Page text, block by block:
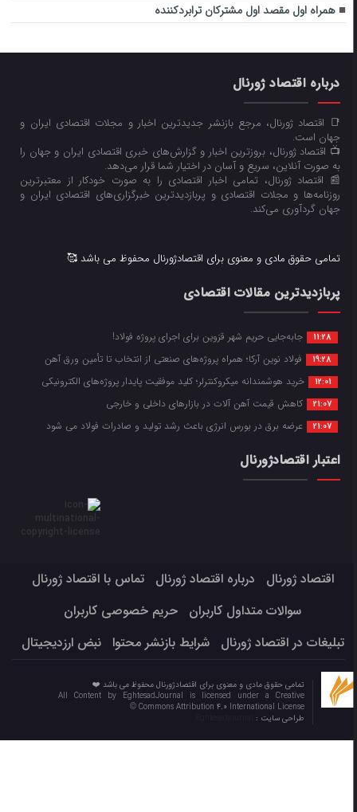
همراه اول مقصد اول مشترکان ترابردکننده
درباره اقتصاد ژورنال
📑 اقتصاد ژورنال، مرجع بازنشر جدیدترین اخبار و مجلات اقتصادی ایران و
جهان است.
📺 اقتصاد ژورنال، بروزترین اخبار و گزارش‌های خبری اقتصادی ایران و جهان را
به صورت آنلاین، سریع و آسان در اختیار شما قرار می‌‌دهد.
📰 اقتصاد ژورنال، تمامی اخبار اقتصادی را به صورت خودکار از معتبرترین
روزنامه‌ها و مجلات اقتصادی و پربازدیدترین خبرگزاری‌های اقتصادی ایران و
جهان گردآوری می‌کند.
تمامی حقوق مادی و معنوی برای اقتصادژورنال محفوظ می باشد 🥰
پربازدیدترین مقالات اقتصادی
11:28 جابه‌جایی حریم شهر قزوین برای اجرای پروژه فولاد!
19:28 فولاد نوین آرکا؛ همراه پروژه‌های صنعتی از انتخاب تا تأمین ورق آهن
12:01 خرید هوشمندانه میکروکنترلر؛ کلید موفقیت پایدار پروژه‌های الکترونیکی
21:07 کاهش قیمت آهن آلات در بازارهای داخلی و خارجی
21:07 عرضه برق در بورس انرژی باعث رشد تولید و صادرات فولاد می شود
اعتبار اقتصادژورنال
اقتصاد ژورنال درباره اقتصاد ژورنال
تماس با اقتصاد ژورنال
سوالات متداول کاربران
حریم خصوصی کاربران
تبلیغات در اقتصاد ژورنال
شرایط بازنشر محتوا نبض ارزدیجیتال
تمامی حقوق مادی و معنوی برای اقتصادژورنال محفوظ می باشد ❤️
All Content by EghtesadJournal is licensed under a Creative
Commons Attribution 4.0 International License ©️
طراحی سایت :